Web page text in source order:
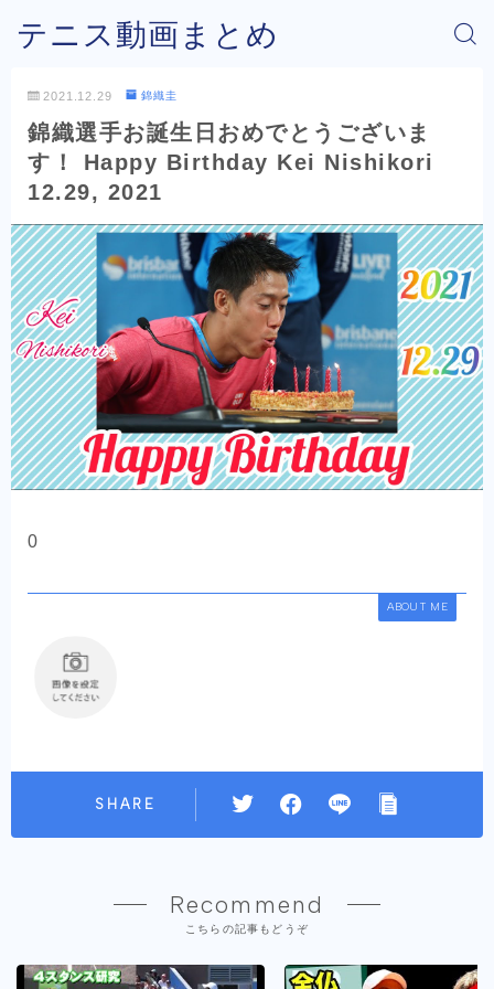
テニス動画まとめ
2021.12.29 錦織圭
錦織選手お誕生日おめでとうございま
す！ Happy Birthday Kei Nishikori
12.29, 2021
0
ABOUT ME
SHARE
Recommend
こちらの記事もどうぞ